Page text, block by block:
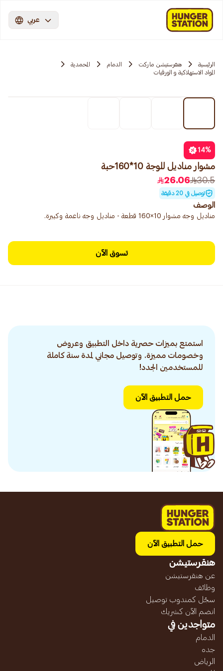
عربي
الرئيسية هنقرستيشن ماركت الدمام
المحمدية
المواد الاستهلاكية و الورقيات
14%
مشوار مناديل للوجة 10*160حبة
30.5
26.06
توصيل في 20 دقيقة
الوصف
مناديل وجه مشوار 10×160 قطعة - مناديل وجه ناعمة وكبيرة.
تسوق الآن
استمتع بميزات حصرية داخل التطبيق وعروض
وخصومات مميزة. وتوصيل مجاني لمدة سنة كاملة
للمستخدمين الجدد!
حمل التطبيق الآن
حمل التطبيق الآن
هنقرستيشن
عن هنقرستيشن
وظائف
سجّل كمندوب توصيل
انضم الآن كشريك
متواجدين في
الدمام
جده
الرياض